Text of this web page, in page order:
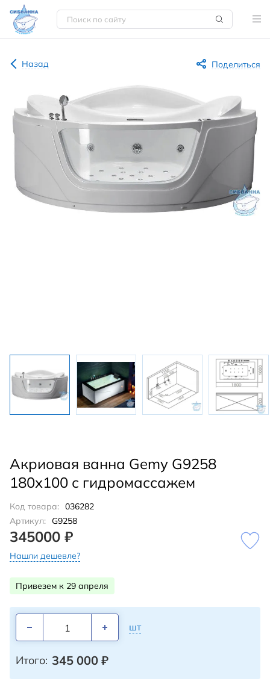
Назад Поделиться
Акриовая ванна Gemy G9258
180х100 с гидромассажем
Код товара: 036282
Артикул:
G9258
345000 ₽
Нашли дешевле?
Привезем к 29 апреля
шт
Итого: 345 000 ₽